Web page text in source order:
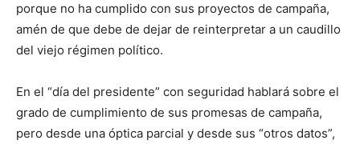
porque no ha cumplido con sus proyectos de campaña,
amén de que debe de dejar de reinterpretar a un caudillo
del viejo régimen político.
En el “día del presidente” con seguridad hablará sobre el
grado de cumplimiento de sus promesas de campaña,
pero desde una óptica parcial y desde sus “otros datos”,